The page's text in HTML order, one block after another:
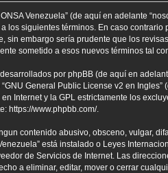
Venezuela” (de aquí en adelante
los siguientes términos. En caso
sin embargo sería prudente que los
sometido a esos nuevos términos tal
por phpBB (de aquí en
GNU General Public License v2 en Ingles”
Internet y la GPL estrictamente los
https://www.phpbb.com/.
contenido abusivo, obsceno, vulgar,
está instalado o Leyes
de Servicios de Internet. Las
a eliminar, editar, mover o cerrar